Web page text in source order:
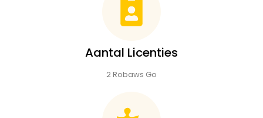
Aantal Licenties
2 Robaws Go